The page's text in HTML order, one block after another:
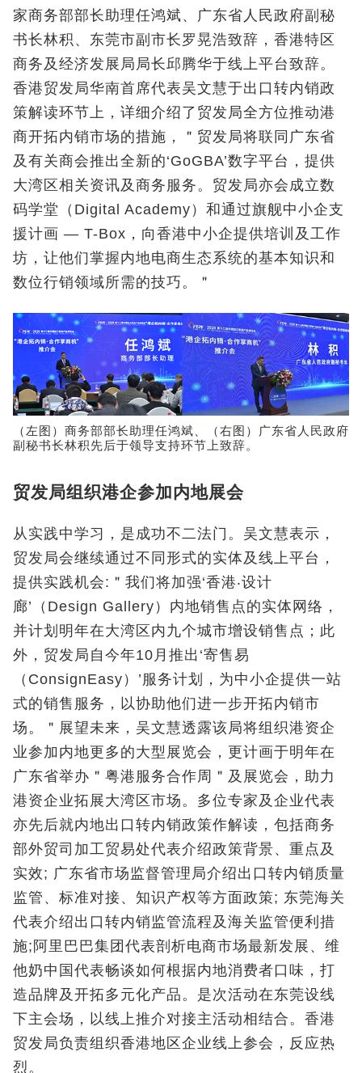
家商务部部长助理任鸿斌、广东省人民政府副秘
书长林积、东莞市副市长罗晃浩致辞，香港特区
商务及经济发展局局长邱腾华于线上平台致辞。
香港贸发局华南首席代表吴文慧于出口转内销政
策解读环节上，详细介绍了贸发局全方位推动港
商开拓内销市场的措施，＂贸发局将联同广东省
及有关商会推出全新的‘GoGBA’数字平台，提供
大湾区相关资讯及商务服务。贸发局亦会成立数
码学堂（Digital Academy）和通过旗舰中小企支
援计画 — T-Box，向香港中小企提供培训及工作
坊，让他们掌握内地电商生态系统的基本知识和
数位行销领域所需的技巧。＂
（左图）商务部部长助理任鸿斌、（右图）广东省人民政府
副秘书长林积先后于领导支持环节上致辞。
贸发局组织港企参加内地展会
从实践中学习，是成功不二法门。吴文慧表示，
贸发局会继续通过不同形式的实体及线上平台，
提供实践机会:＂我们将加强‘香港‧设计
廊’（Design Gallery）内地销售点的实体网络，
并计划明年在大湾区内九个城市增设销售点；此
外，贸发局自今年10月推出‘寄售易
（ConsignEasy）’服务计划，为中小企提供一站
式的销售服务，以协助他们进一步开拓内销市
场。＂展望未来，吴文慧透露该局将组织港资企
业参加内地更多的大型展览会，更计画于明年在
广东省举办＂粤港服务合作周＂及展览会，助力
港资企业拓展大湾区市场。多位专家及企业代表
亦先后就内地出口转内销政策作解读，包括商务
部外贸司加工贸易处代表介绍政策背景、重点及
实效; 广东省市场监督管理局介绍出口转内销质量
监管、标准对接、知识产权等方面政策; 东莞海关
代表介绍出口转内销监管流程及海关监管便利措
施;阿里巴巴集团代表剖析电商市场最新发展、维
他奶中国代表畅谈如何根据内地消费者口味，打
造品牌及开拓多元化产品。是次活动在东莞设线
下主会场，以线上推介对接主活动相结合。香港
贸发局负责组织香港地区企业线上参会，反应热
烈。